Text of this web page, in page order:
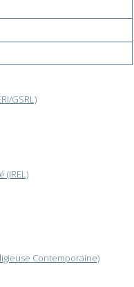
GSRL)
(IREL)
Contemporaine)